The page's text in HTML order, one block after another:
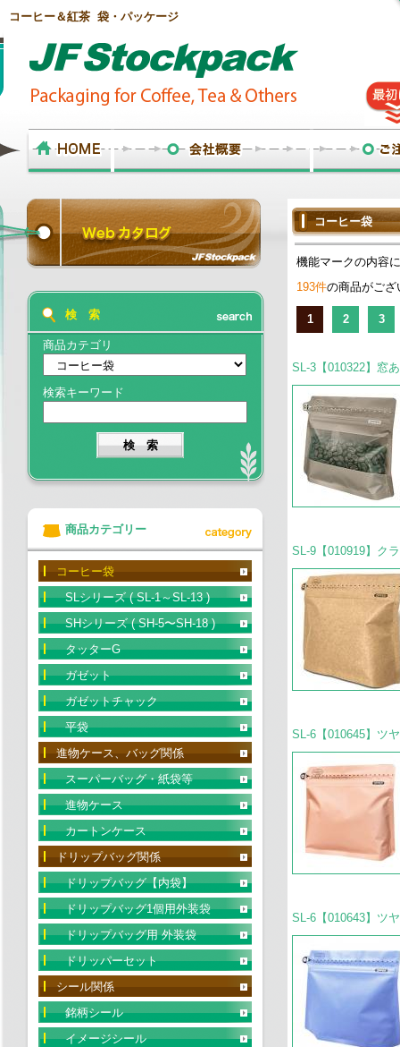
コーヒー＆紅茶 袋・パッケージ
コーヒー袋
機能マークの内容
193件の商品がござ
1 2 3
SL-3【010322】窓
SL-9【010919】ク
SL-6【010645】ツ
SL-6【010643】ツ
検 索
商品カテゴリ
検索キーワード
商品カテゴリー
コーヒー袋
SLシリーズ ( SL-1～SL-13 )
SHシリーズ ( SH-5〜SH-18 )
タッターG
ガゼット
ガゼットチャック
平袋
進物ケース、バッグ関係
スーパーバッグ・紙袋等
進物ケース
カートンケース
ドリップバッグ関係
ドリップバッグ【内袋】
ドリップバッグ1個用外装袋
ドリップバッグ用 外装袋
ドリッパーセット
シール関係
銘柄シール
イメージシール